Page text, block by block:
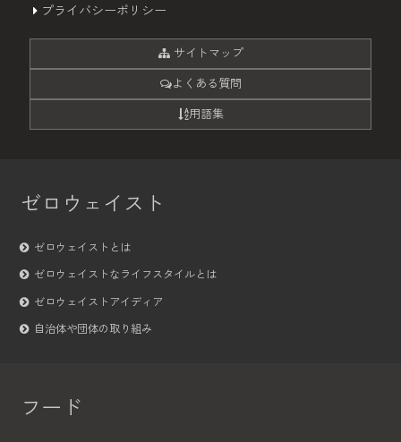
プライバシーポリシー
サイトマップ
よくある質問
用語集
ゼロウェイスト
ゼロウェイストとは
ゼロウェイストなライフスタイルとは
ゼロウェイストアイディア
自治体や団体の取り組み
フード